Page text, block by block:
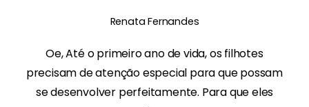
Renata Fernandes
Oe, Até o primeiro ano de vida, os filhotes
precisam de atenção especial para que possam
se desenvolver perfeitamente. Para que eles